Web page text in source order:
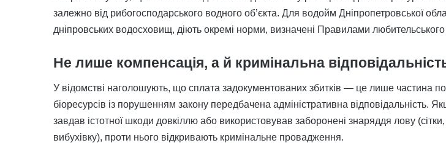
залежно від рибогосподарського водного об’єкта. Для водойм Дніпропетровської
дніпровських водосховищ, діють окремі норми, визначені Правилами
Не лише компенсація, а й кримінальна
У відомстві наголошують, що сплата задокументованих збитків — це лише частина
біоресурсів із порушенням закону передбачена адміністративна відповідальність.
завдав істотної шкоди довкіллю або використовував заборонені знаряддя лову
вибухівку), проти нього відкривають кримінальне провадження.